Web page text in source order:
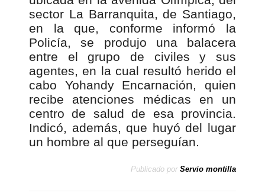
sector La Barranquita, de Santiago,
en la que, conforme informó la
Policía, se produjo una balacera
entre el grupo de civiles y sus
agentes, en la cual resultó herido el
cabo Yohandy Encarnación, quien
recibe atenciones médicas en un
centro de salud de esa provincia.
Indicó, además, que huyó del lugar
un hombre al que perseguían.
Publicado por Servio montilla